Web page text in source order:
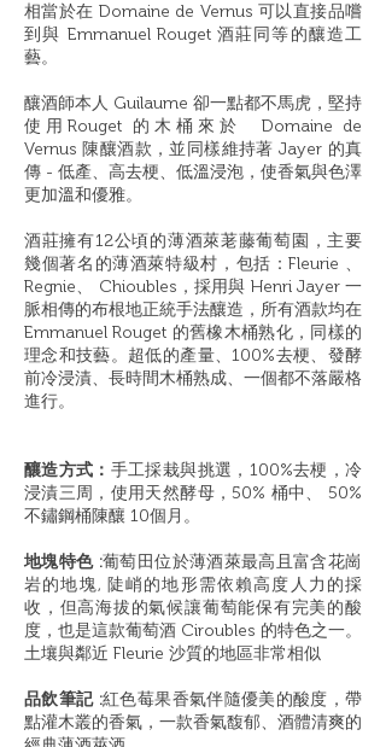
相當於在 Domaine de Vernus 可以直接品嚐
到與 Emmanuel Rouget 酒莊同等的釀造工
藝。
釀酒師本人 Guilaume 卻一點都不馬虎，堅持
使用Rouget 的木桶來於 Domaine de
Vernus 陳釀酒款，並同樣維持著 Jayer 的真
傳 - 低產、高去梗、低溫浸泡，使香氣與色澤
更加溫和優雅。
酒莊擁有12公頃的薄酒萊荖藤葡萄園，主要
幾個著名的薄酒萊特級村，包括：Fleurie 、
Regnie、 Chioubles，採用與 Henri Jayer 一
脈相傳的布根地正統手法釀造，所有酒款均在
Emmanuel Rouget 的舊橡木桶熟化，同樣的
理念和技藝。超低的產量、100%去梗、發酵
前冷浸漬、長時間木桶熟成、一個都不落嚴格
進行。
釀造方式： 手工採栽與挑選，100%去梗，冷
浸漬三周，使用天然酵母，50% 桶中、 50%
不鏽鋼桶陳釀 10個月。
地塊特色 :葡萄田位於薄酒萊最高且富含花崗
岩的地塊, 陡峭的地形需依賴高度人力的採
收，但高海拔的氣候讓葡萄能保有完美的酸
度，也是這款葡萄酒 Ciroubles 的特色之一。
土壤與鄰近 Fleurie 沙質的地區非常相似
品飲筆記 :紅色莓果香氣伴隨優美的酸度，帶
點灌木叢的香氣，一款香氣馥郁、酒體清爽的